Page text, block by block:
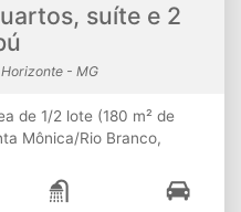
suíte e 2
- MG
de 1/2 lote (180 m² de
Mônica/Rio Branco,
suíte e closet;1 Banheiro
e